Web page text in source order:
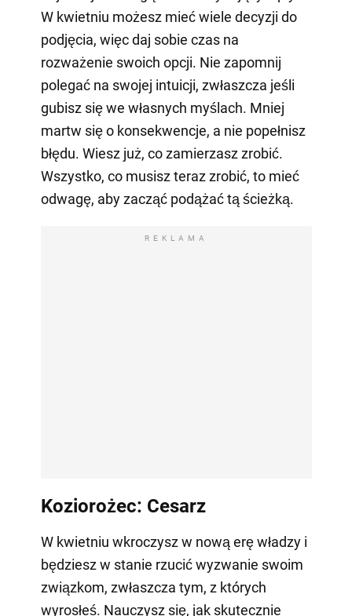
W kwietniu możesz mieć wiele decyzji do
podjęcia, więc daj sobie czas na
rozważenie swoich opcji. Nie zapomnij
polegać na swojej intuicji, zwłaszcza jeśli
gubisz się we własnych myślach. Mniej
martw się o konsekwencje, a nie popełnisz
błędu. Wiesz już, co zamierzasz zrobić.
Wszystko, co musisz teraz zrobić, to mieć
odwagę, aby zacząć podążać tą ścieżką.
REKLAMA
Koziorożec: Cesarz
W kwietniu wkroczysz w nową erę władzy i
będziesz w stanie rzucić wyzwanie swoim
związkom, zwłaszcza tym, z których
wyrosłeś. Nauczysz się, jak skutecznie